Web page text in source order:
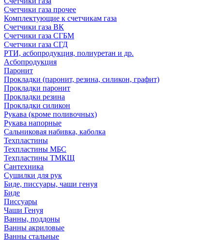
Счетчики газа прочее
Комплектующие к счетчикам газа
Счетчики газа ВК
Счетчики газа СГБМ
Счетчики газа СГД
РТИ, асбопродукция, полиуретан и др.
Асбопродукция
Паронит
Прокладки (паронит, резина, силикон, графит)
Прокладки паронит
Прокладки резина
Прокладки силикон
Рукава (кроме поливочных)
Рукава напорные
Сальниковая набивка, каболка
Техпластины
Техпластины МБС
Техпластины ТМКЩ
Сантехника
Сушилки для рук
Биде, писсуары, чаши генуя
Биде
Писсуары
Чаши Генуя
Ванны, поддоны
Ванны акриловые
Ванны стальные